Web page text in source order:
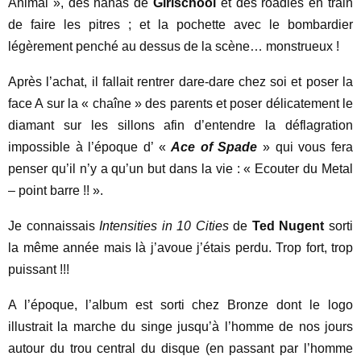
de faire les pitres ; et la pochette avec le bombardier
légèrement penché au dessus de la scène… monstrueux !
Après l’achat, il fallait rentrer dare-dare chez soi et poser la
face A sur la « chaîne » des parents et poser délicatement le
diamant sur les sillons afin d’entendre la déflagration
impossible à l’époque d’ «Ace of Spade » qui vous fera
penser qu’il n’y a qu’un but dans la vie : « Ecouter du Metal
– point barre !! ».
Je connaissais Intensities in 10 Citiesde Ted Nugent sorti
la même année mais là j’avoue j’étais perdu. Trop fort, trop
puissant !!!
A l’époque, l’album est sorti chez Bronze dont le logo
illustrait la marche du singe jusqu’à l’homme de nos jours
autour du trou central du disque (en passant par l’homme